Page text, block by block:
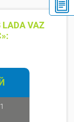
VAZ